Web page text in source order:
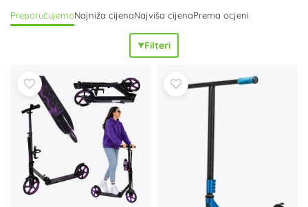
skuter s pneumatkamaza izlete i neravne podloge ili
za trikove. Varijante poput skutera sa
povećavaju vidljivost, protuklizna
podloga i pouzdana stražnja kočnica daju
svakom kočenju. Pri odabiru pratite
preporučenu dob
visinu djetetai nosivost, ali i promjer i tvrdoću kotača, tip
kočnice i visinu upravljačke – tako će vožnja biti
sigurna
. Skuteri namijenjeni gradskoj vožnji cijene manji
promjer kotača i manju težinu, dok će modeli za izlete
iskoristiti šire gume i bolje prigušenje. Dobro odabran dječji
rometni skuter podržat će
radost kretanja
vijek trajanjačak i pri svakodnevnoj upotrebi.
PreporučujemoNajniža cijenaNajviša cijenaPrema ocjeni
Filteri